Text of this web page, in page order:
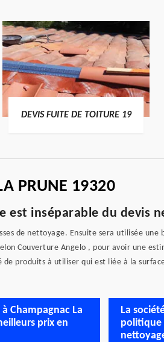
DEVIS FUITE DE TOITURE 19
PRUNE 19320
est inséparable du devis
de nettoyage. Ensuite sera utilisée une
Couverture Angelo , pour avoir une
produits à utiliser qui est liée à la
Champagnac La
prix en
La
politique